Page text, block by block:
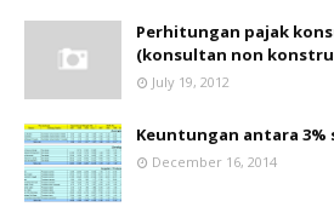
Perhitungan pajak
(konsultan non
July 19, 2012
Keuntungan antara 3%
December 16, 2014